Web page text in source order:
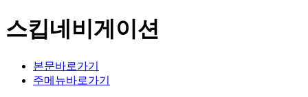
스킵네비게이션
본문바로가기
주메뉴바로가기